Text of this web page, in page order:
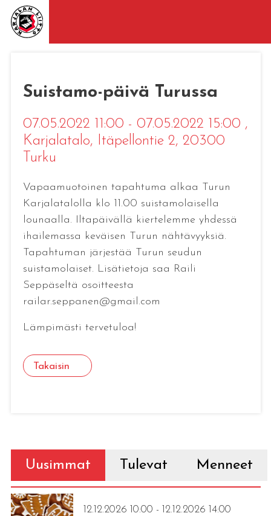
Suistamo-päivä Turussa
07.05.2022 11:00 - 07.05.2022 15:00 ,
Karjalatalo, Itäpellontie 2, 20300
Turku
Vapaamuotoinen tapahtuma alkaa Turun
Karjalatalolla klo 11.00 suistamolaisella
lounaalla. Iltapäivällä kiertelemme yhdessä
ihailemassa keväisen Turun nähtävyyksiä.
Tapahtuman järjestää Turun seudun
suistamolaiset. Lisätietoja saa Raili
Seppäseltä osoitteesta
railar.seppanen@gmail.com
Lämpimästi tervetuloa!
Takaisin
Uusimmat Tulevat Menneet
12.12.2026 10:00 - 12.12.2026 14:00